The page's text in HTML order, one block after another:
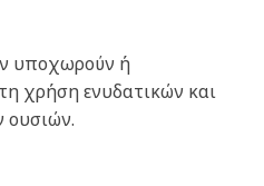
υποχωρούν ή
χρήση ενυδατικών και
ουσιών.